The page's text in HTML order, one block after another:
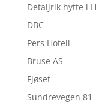
Detaljrik hytte i
DBC
Pers Hotell
Bruse AS
Fjøset
Sundrevegen 81